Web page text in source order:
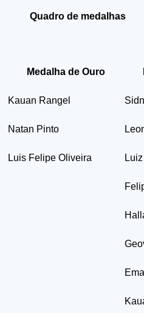
Quadro de medalhas
Medalha de Ouro
Kauan Rangel
Natan Pinto
Luis Felipe Oliveira